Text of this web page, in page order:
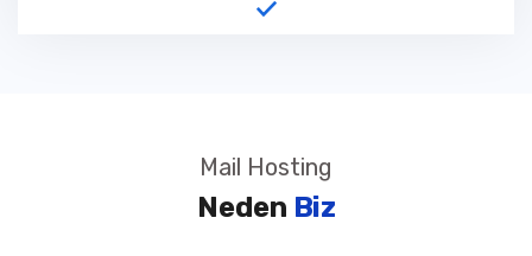
Mail Hosting
Neden Biz